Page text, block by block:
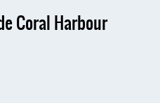
Coral Harbour